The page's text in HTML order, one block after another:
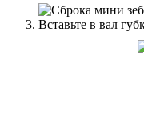
Вставьте в вал